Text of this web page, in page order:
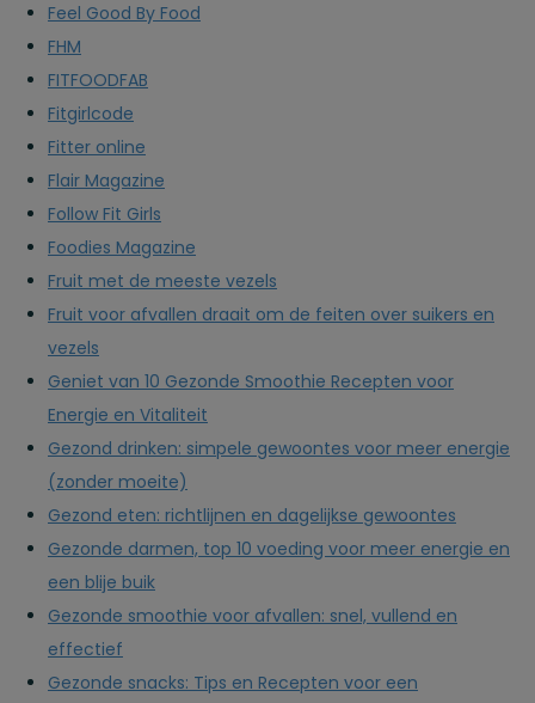
Feel Good By Food
FHM
FITFOODFAB
Fitgirlcode
Fitter online
Flair Magazine
Follow Fit Girls
Foodies Magazine
Fruit met de meeste vezels
Fruit voor afvallen draait om de feiten over suikers en
vezels
Geniet van 10 Gezonde Smoothie Recepten voor
Energie en Vitaliteit
Gezond drinken: simpele gewoontes voor meer energie
(zonder moeite)
Gezond eten: richtlijnen en dagelijkse gewoontes
Gezonde darmen, top 10 voeding voor meer energie en
een blije buik
Gezonde smoothie voor afvallen: snel, vullend en
effectief
Gezonde snacks: Tips en Recepten voor een